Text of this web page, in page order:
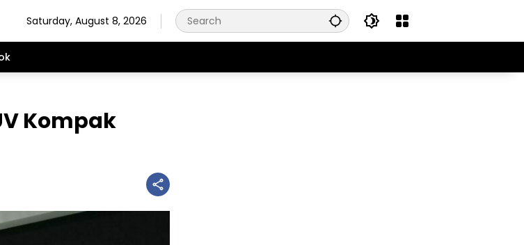
Saturday, August 8, 2026
Kompak